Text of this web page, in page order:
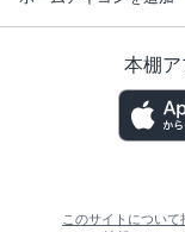
本棚ア
このサイトについて